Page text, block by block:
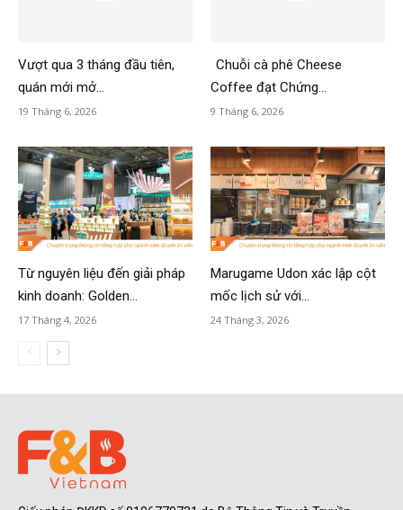
Vượt qua 3 tháng đầu tiên,
quán mới mở...
19 Tháng 6, 2026
Chuỗi cà phê Cheese
Coffee đạt Chứng...
9 Tháng 6, 2026
Từ nguyên liệu đến giải pháp
kinh doanh: Golden...
17 Tháng 4, 2026
Marugame Udon xác lập cột
mốc lịch sử với...
24 Tháng 3, 2026